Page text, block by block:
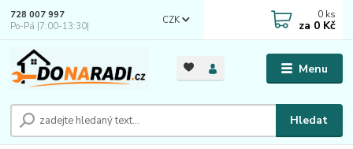
Menu
CZK
Hledat
728 007 997
Po-Pá |7:00-13:30|
0 ks
za 0 Kč